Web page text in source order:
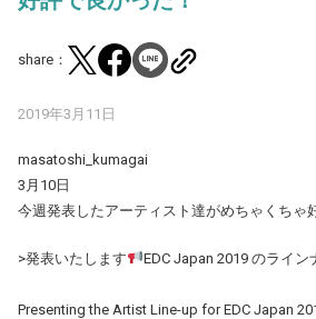
share：
2019年3月11日
masatoshi_kumagai
3月10日
今週発表したアーティスト達がめちゃくちゃ
>発表いたします
EDC Japan 2019 のライン
Presenting the Artist Line-up for EDC Japan